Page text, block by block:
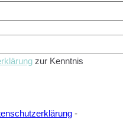
zur Kenntnis
-